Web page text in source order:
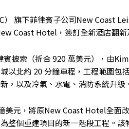
） 旗下菲律賓子公司New Coast
Coast Hotel，簽訂全新酒店翻
賓披索（折合 920 萬美元），由
以北約 20 分鐘車程，工程範圍包
，以及冷氣、水電、消防系統升級
美元，將原New Coast Hotel全面
整個重建項目的新一階段工程。該